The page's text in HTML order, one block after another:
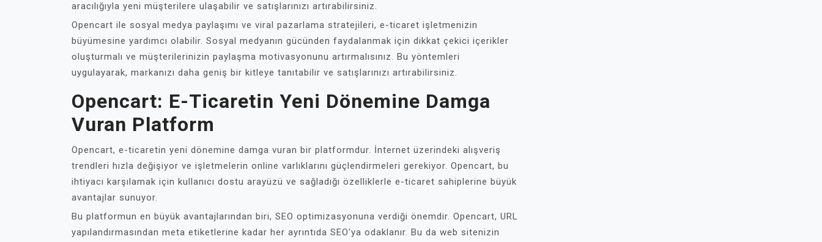
aracılığıyla yeni müşterilere ulaşabilir ve satışlarınızı artırabilirsiniz.
Opencart ile sosyal medya paylaşımı ve viral pazarlama stratejileri, e-ticaret işletmenizin
büyümesine yardımcı olabilir. Sosyal medyanın gücünden faydalanmak için dikkat çekici içerikler
oluşturmalı ve müşterilerinizin paylaşma motivasyonunu artırmalısınız. Bu yöntemleri
uygulayarak, markanızı daha geniş bir kitleye tanıtabilir ve satışlarınızı artırabilirsiniz.
Opencart: E-Ticaretin Yeni Dönemine Damga
Vuran Platform
Opencart, e-ticaretin yeni dönemine damga vuran bir platformdur. İnternet üzerindeki alışveriş
trendleri hızla değişiyor ve işletmelerin online varlıklarını güçlendirmeleri gerekiyor. Opencart, bu
ihtiyacı karşılamak için kullanıcı dostu arayüzü ve sağladığı özelliklerle e-ticaret sahiplerine büyük
avantajlar sunuyor.
Bu platformun en büyük avantajlarından biri, SEO optimizasyonuna verdiği önemdir. Opencart, URL
yapılandırmasından meta etiketlerine kadar her ayrıntıda SEO'ya odaklanır. Bu da web sitenizin